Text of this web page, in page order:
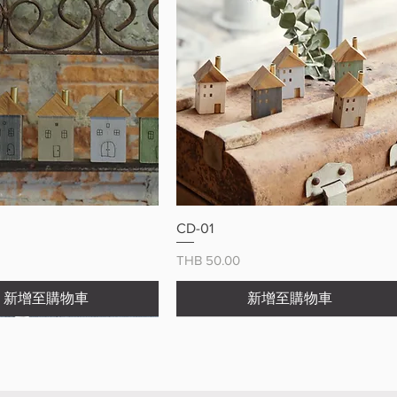
新增至購物車
CD-01
價格
THB 50.00
新增至購物車